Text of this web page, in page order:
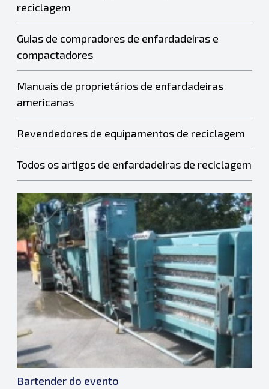
reciclagem
Guias de compradores de enfardadeiras e
compactadores
Manuais de proprietários de enfardadeiras
americanas
Revendedores de equipamentos de reciclagem
Todos os artigos de enfardadeiras de reciclagem
Bartender do evento